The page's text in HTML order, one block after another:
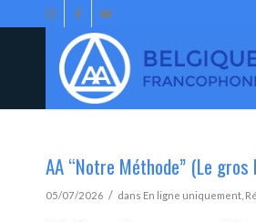
AA “Notre Méthode” (Le
05/07/2026 / dans En ligne uniquement